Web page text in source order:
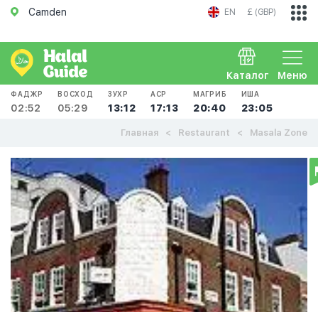
Camden EN £ (GBP)
Меню
Каталог
ФАДЖР
02:52
ВОСХОД
05:29
ЗУХР
13:12
АСР
17:13
МАГРИБ
20:40
ИША
23:05
Главная Restaurant Masala Zone